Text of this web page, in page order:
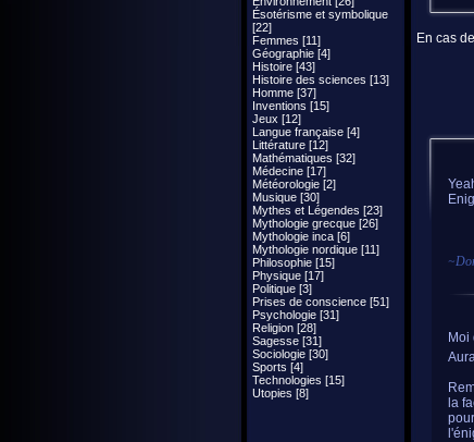
Ésotérisme et symbolique
[22]
Femmes [11]
Géographie [4]
Histoire [43]
Histoire des sciences [13]
Homme [37]
Inventions [15]
Jeux [12]
Langue française [4]
Littérature [12]
Mathématiques [32]
Médecine [17]
Météorologie [2]
Musique [30]
Mythes et Légendes [23]
Mythologie grecque [26]
Mythologie inca [6]
Mythologie nordique [11]
Philosophie [15]
Physique [17]
Politique [3]
Prises de conscience [51]
Psychologie [31]
Religion [28]
Sagesse [31]
Sociologie [30]
Sports [4]
Technologies [15]
Utopies [8]
En cas
~
Moi
la